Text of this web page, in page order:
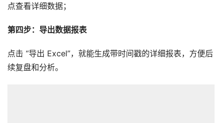
点查看详细数据；
第四步：导出数据报表
点击 “导出 Excel”，就能生成带时间戳的详细报表，方便后
续复盘和分析。